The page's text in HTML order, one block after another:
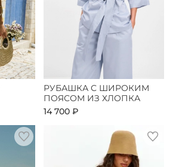
РУБАШКА С ШИРОКИМ
ПОЯСОМ ИЗ ХЛОПКА
14 700 ₽